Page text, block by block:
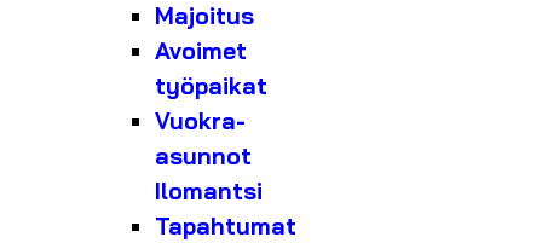
Majoitus
Avoimet
työpaikat
Vuokra-
asunnot
Ilomantsi
Tapahtumat